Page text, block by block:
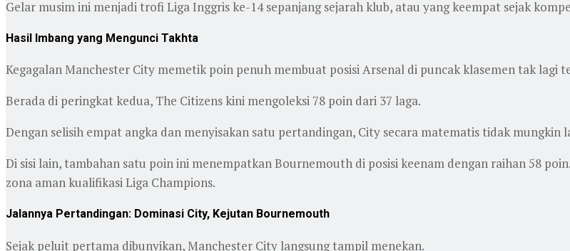
Gelar musim ini menjadi trofi Liga Inggris ke-14 sepanjang sejarah klub, atau yang keempat sejak
Hasil Imbang yang Mengunci Takhta
Kegagalan Manchester City memetik poin penuh membuat posisi Arsenal di puncak klasemen tak lagi
Berada di peringkat kedua, The Citizens kini mengoleksi 78 poin dari 37 laga.
Dengan selisih empat angka dan menyisakan satu pertandingan, City secara matematis tidak mungkin
Di sisi lain, tambahan satu poin ini menempatkan Bournemouth di posisi keenam dengan raihan 58
zona aman kualifikasi Liga Champions.
Jalannya Pertandingan: Dominasi City, Kejutan Bournemouth
Sejak peluit pertama dibunyikan, Manchester City langsung tampil menekan.